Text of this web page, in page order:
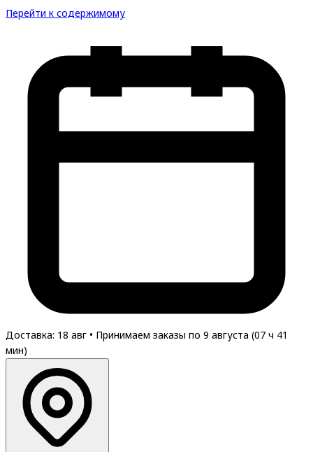
Перейти к содержимому
Доставка: 18 авг • Принимаем заказы по 9 августа (07 ч 41
мин)